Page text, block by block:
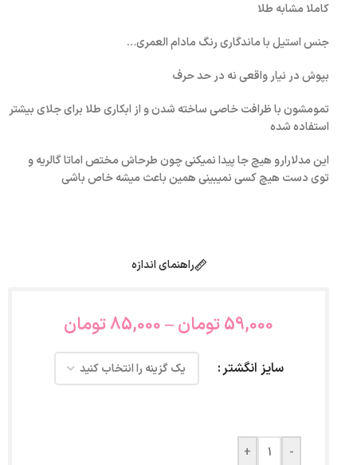
کاملا مشابه طلا
جنس استیل با ماندگاری رنگ مادام العمری…
بپوش در نیار واقعی نه در حد حرف
تمومشون با ظرافت خاصی ساخته شدن و از ابکاری طلا برای جلای بیشتر
استفاده شده
این مدلارارو هیچ جا پیدا نمیکنی چون طرحاش مختص اماتا گالریه و
توی دست هیچ کسی نمیبینی همین باعث میشه خاص باشی
راهنمای اندازه
59,000تومان–
85,000تومان
سایز انگشتر
-
+